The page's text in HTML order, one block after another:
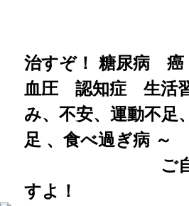
治すぞ！ 糖尿病
血圧 認知症 生活
み、不安、運動不足
足 、食べ過ぎ病 ～
ご自分で
すよ！